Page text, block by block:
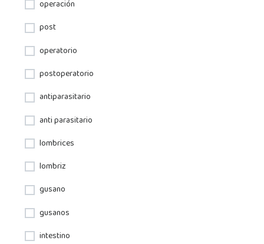
operación
post
operatorio
postoperatorio
antiparasitario
anti parasitario
lombrices
lombriz
gusano
gusanos
intestino